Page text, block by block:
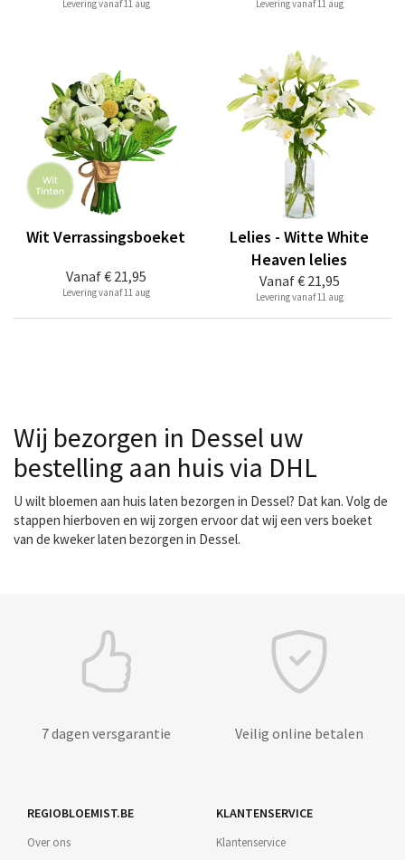
Levering vanaf 11 aug Levering vanaf 11 aug
Vanaf€ 21,95
Wit Verrassingsboeket
Levering vanaf 11 aug
Vanaf€ 21,95
Lelies - Witte White
Heaven lelies
Levering vanaf 11 aug
Wij bezorgen in Dessel uw
bestelling aan huis via DHL
U wilt bloemen aan huis laten bezorgen in Dessel? Dat kan. Volg de
stappen hierboven en wij zorgen ervoor dat wij een vers boeket
van de kweker laten bezorgen in Dessel.
7 dagen versgarantie Veilig online betalen
REGIOBLOEMIST.BE
Over ons
KLANTENSERVICE
Klantenservice